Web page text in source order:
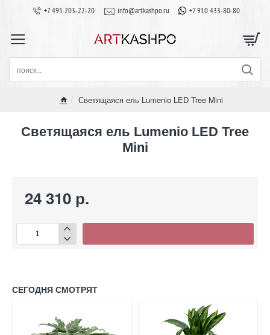
+7 495 203-22-20 info@artkashpo.ru +7 910 433-80-80
поиск...
Светящаяся ель Lumenio LED Tree Mini
Светящаяся ель Lumenio LED Tree
Mini
24 310 р.
СЕГОДНЯ СМОТРЯТ